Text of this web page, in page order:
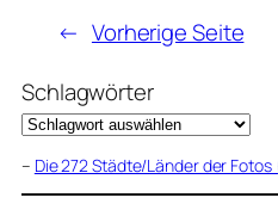
← Vorherige Seite
Schlagwörter
– Die 272 Städte/Länder der